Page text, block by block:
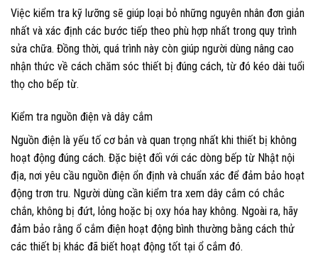
Việc kiểm tra kỹ lưỡng sẽ giúp loại bỏ những nguyên nhân đơn giản
nhất và xác định các bước tiếp theo phù hợp nhất trong quy trình
sửa chữa. Đồng thời, quá trình này còn giúp người dùng nâng cao
nhận thức về cách chăm sóc thiết bị đúng cách, từ đó kéo dài tuổi
thọ cho bếp từ.
Kiểm tra nguồn điện và dây cắm
Nguồn điện là yếu tố cơ bản và quan trọng nhất khi thiết bị không
hoạt động đúng cách. Đặc biệt đối với các dòng bếp từ Nhật nội
địa, nơi yêu cầu nguồn điện ổn định và chuẩn xác để đảm bảo hoạt
động trơn tru. Người dùng cần kiểm tra xem dây cắm có chắc
chắn, không bị đứt, lỏng hoặc bị oxy hóa hay không. Ngoài ra, hãy
đảm bảo rằng ổ cắm điện hoạt động bình thường bằng cách thử
các thiết bị khác đã biết hoạt động tốt tại ổ cắm đó.